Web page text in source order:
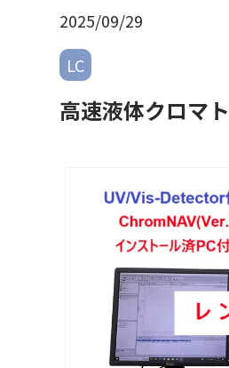
2025/09/29
LC
高速液体クロマ